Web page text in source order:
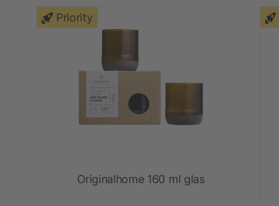
Priority
Originalhome 160 ml glas